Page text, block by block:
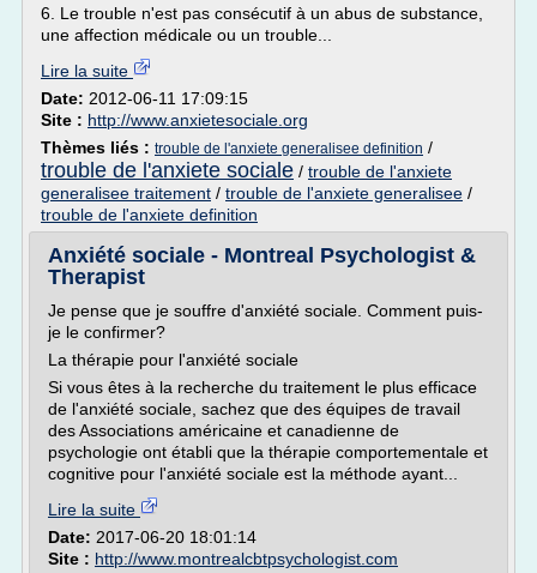
6. Le trouble n'est pas consécutif à un abus de substance,
une affection médicale ou un trouble...
Lire la suite
Date: 2012-06-11 17:09:15
Site : http://www.anxietesociale.org
Thèmes liés : trouble de l'anxiete generalisee definition /
trouble de l'anxiete sociale / trouble de l'anxiete
generalisee traitement / trouble de l'anxiete generalisee /
trouble de l'anxiete definition
Anxiété sociale - Montreal Psychologist &
Therapist
Je pense que je souffre d'anxiété sociale. Comment puis-
je le confirmer?
La thérapie pour l'anxiété sociale
Si vous êtes à la recherche du traitement le plus efficace
de l'anxiété sociale, sachez que des équipes de travail
des Associations américaine et canadienne de
psychologie ont établi que la thérapie comportementale et
cognitive pour l'anxiété sociale est la méthode ayant...
Lire la suite
Date: 2017-06-20 18:01:14
Site : http://www.montrealcbtpsychologist.com